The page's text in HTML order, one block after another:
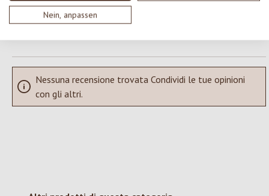
Nein, anpassen
Nessuna recensione trovata Condividi le tue opinioni
con gli altri.